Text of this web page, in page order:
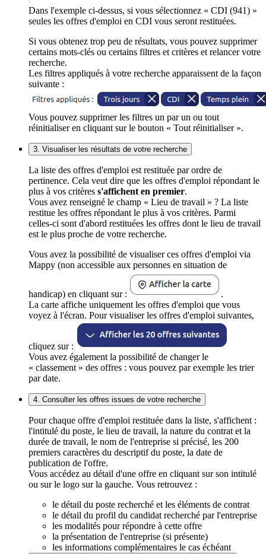
Dans l'exemple ci-dessus, si vous sélectionnez « CDI (941) »
seules les offres d'emploi en CDI vous seront restituées.
Si vous obtenez trop peu de résultats, vous pouvez supprimer
certains mots-clés ou certains filtres et critères et relancer votre
recherche.
Les filtres appliqués à votre recherche apparaissent de la façon
suivante :
Vous pouvez supprimer les filtres un par un ou tout
réinitialiser en cliquant sur le bouton « Tout réinitialiser ».
3. Visualiser les résultats de votre recherche
La liste des offres d'emploi est restituée par ordre de
pertinence. Cela veut dire que les offres d'emploi répondant le
plus à vos critères s'affichent en premier.
Vous avez renseigné le champ « Lieu de travail » ? La liste
restitue les offres répondant le plus à vos critères. Parmi
celles-ci sont d'abord restituées les offres dont le lieu de travail
est le plus proche de votre recherche.
Vous avez la possibilité de visualiser ces offres d'emploi via
Mappy (non accessible aux personnes en situation de
handicap) en cliquant sur :
.
La carte affiche uniquement les offres d'emploi que vous
voyez à l'écran. Pour visualiser les offres d'emploi suivantes,
cliquez sur :
Vous avez également la possibilité de changer le
« classement » des offres : vous pouvez par exemple les trier
par date.
4. Consulter les offres issues de votre recherche
Pour chaque offre d'emploi restituée dans la liste, s'affichent :
l'intitulé du poste, le lieu de travail, la nature du contrat et la
durée de travail, le nom de l'entreprise si précisé, les 200
premiers caractères du descriptif du poste, la date de
publication de l'offre.
Vous accédez au détail d'une offre en cliquant sur son intitulé
ou sur le logo sur la gauche. Vous retrouvez :
le détail du poste recherché et les éléments de contrat
le détail du profil du candidat recherché par l'entreprise
les modalités pour répondre à cette offre
la présentation de l'entreprise (si présente)
les informations complémentaires le cas échéant